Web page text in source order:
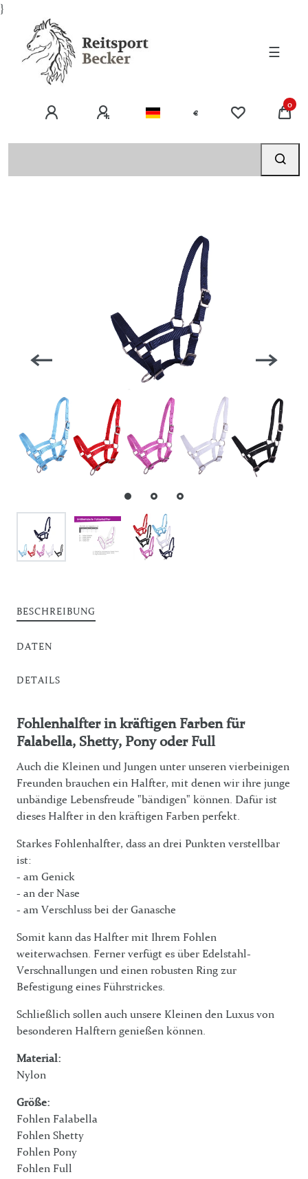
}
☰
€
0
BESCHREIBUNG
DATEN
DETAILS
Fohlenhalfter in kräftigen Farben für
Falabella, Shetty, Pony oder Full
Auch die Kleinen und Jungen unter unseren vierbeinigen
Freunden brauchen ein Halfter, mit denen wir ihre junge
unbändige Lebensfreude "bändigen" können. Dafür ist
dieses Halfter in den kräftigen Farben perfekt.
Starkes Fohlenhalfter, dass an drei Punkten verstellbar
ist:
- am Genick
- an der Nase
- am Verschluss bei der Ganasche
Somit kann das Halfter mit Ihrem Fohlen
weiterwachsen. Ferner verfügt es über Edelstahl-
Verschnallungen und einen robusten Ring zur
Befestigung eines Führstrickes.
Schließlich sollen auch unsere Kleinen den Luxus von
besonderen Halftern genießen können.
Material:
Nylon
Größe:
Fohlen Falabella
Fohlen Shetty
Fohlen Pony
Fohlen Full